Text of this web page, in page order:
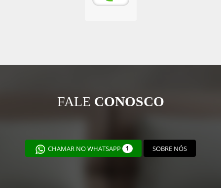
FALE CONOSCO
CHAMAR NO WHATSAPP 1 SOBRE NÓS